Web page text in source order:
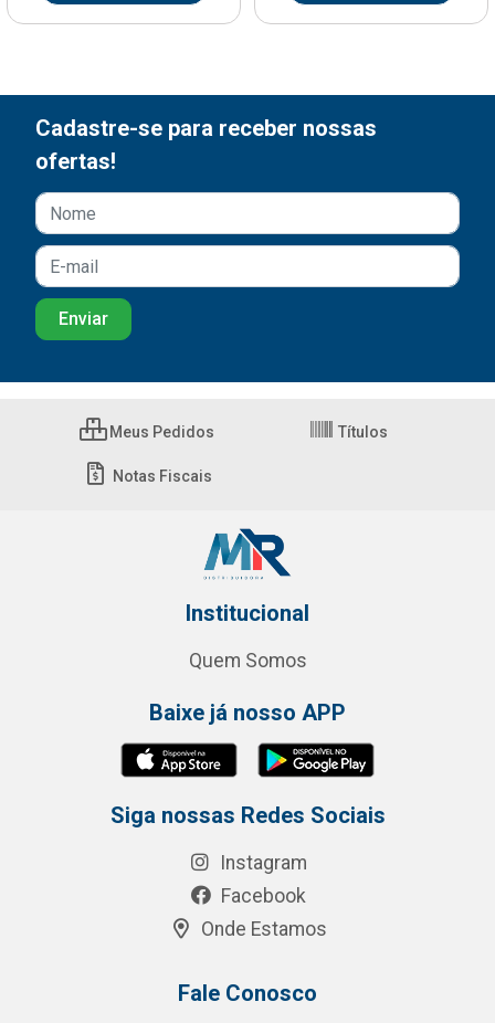
Cadastre-se para receber nossas
ofertas!
Meus Pedidos Títulos
Notas Fiscais
Institucional
Quem Somos
Baixe já nosso APP
Siga nossas Redes Sociais
Instagram
Facebook
Onde Estamos
Fale Conosco